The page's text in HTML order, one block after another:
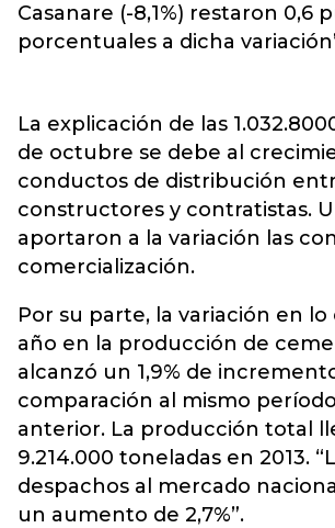
Casanare (-8,1%) restaron 0,6
porcentuales a dicha
La explicación de las
de octubre se debe al
conductos de distribución
constructores y contratistas.
aportaron a la variación las
comercialización.
Por su parte, la variación en lo
año en la producción de
alcanzó un 1,9% de
comparación al mismo
anterior. La producción total
9.214.000 toneladas en 2013.
despachos al mercado
un aumento de 2,7%”.